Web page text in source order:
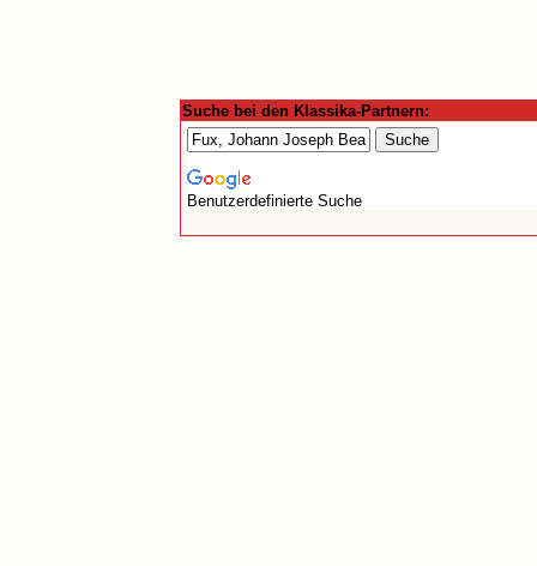
Suche bei den Klassika-Partnern:
Benutzerdefinierte Suche